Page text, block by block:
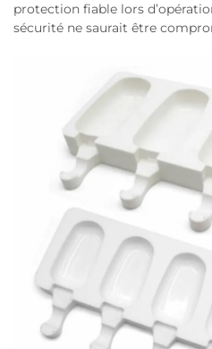
protection fiable lors
sécurité ne saurait être